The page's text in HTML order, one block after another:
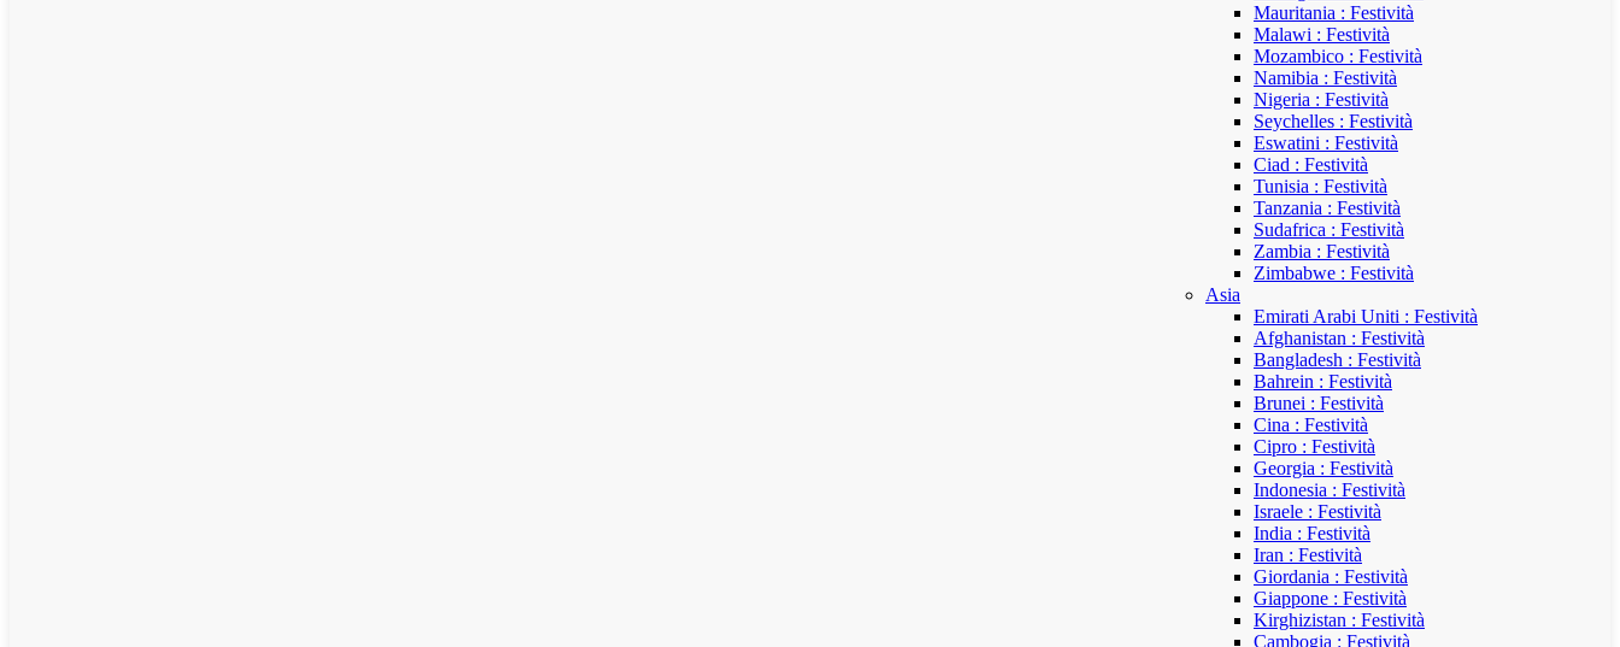
Mauritania : Festività
Malawi : Festività
Mozambico : Festività
Namibia : Festività
Nigeria : Festività
Seychelles : Festività
Eswatini : Festività
Ciad : Festività
Tunisia : Festività
Tanzania : Festività
Sudafrica : Festività
Zambia : Festività
Zimbabwe : Festività
Asia
Emirati Arabi Uniti : Festività
Afghanistan : Festività
Bangladesh : Festività
Bahrein : Festività
Brunei : Festività
Cina : Festività
Cipro : Festività
Georgia : Festività
Indonesia : Festività
Israele : Festività
India : Festività
Iran : Festività
Giordania : Festività
Giappone : Festività
Kirghizistan : Festività
Cambogia : Festività